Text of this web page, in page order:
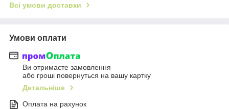
Всі умови доставки
Умови оплати
Ви отримаєте замовлення
або гроші повернуться на вашу картку
Детальніше
Оплата на рахунок